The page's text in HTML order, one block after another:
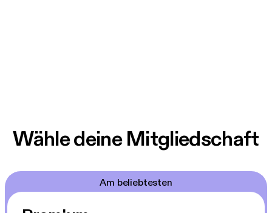
Wähle deine Mitgliedschaft
Am beliebtesten